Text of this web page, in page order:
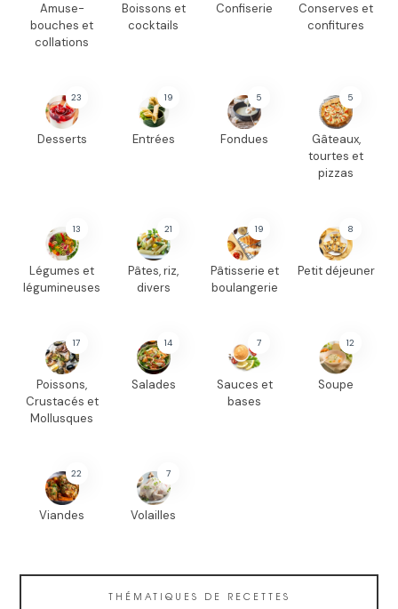
Amuse-
bouches et
collations
Boissons et
cocktails
Confiserie
Conserves et
confitures
23
Desserts
19
Entrées
5
Fondues
5
Gâteaux,
tourtes et
pizzas
13
Légumes et
légumineuses
21
Pâtes, riz,
divers
19
Pâtisserie et
boulangerie
8
Petit déjeuner
17
Poissons,
Crustacés et
Mollusques
14
Salades
7
Sauces et
bases
12
Soupe
22
Viandes
7
Volailles
THÉMATIQUES DE RECETTES